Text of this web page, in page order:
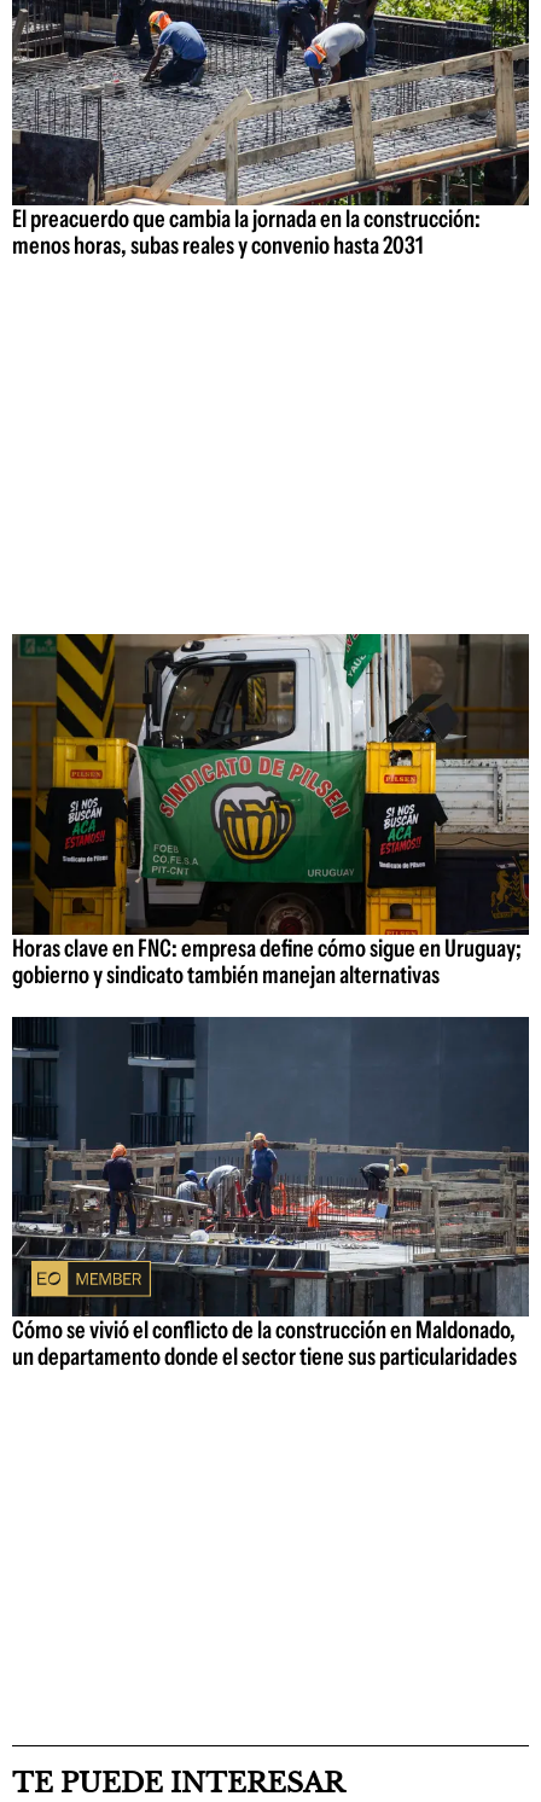
El preacuerdo que cambia la jornada en la construcción:
menos horas, subas reales y convenio hasta 2031
Horas clave en FNC: empresa define cómo sigue en Uruguay;
gobierno y sindicato también manejan alternativas
Cómo se vivió el conflicto de la construcción en Maldonado,
un departamento donde el sector tiene sus particularidades
TE PUEDE INTERESAR